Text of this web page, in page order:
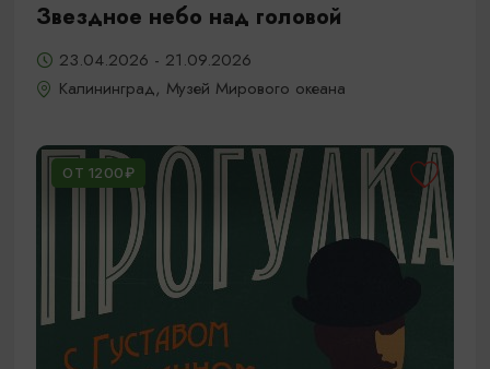
Звездное небо над головой
23.04.2026 - 21.09.2026
Калининград, Музей Мирового океана
ОТ 1200₽